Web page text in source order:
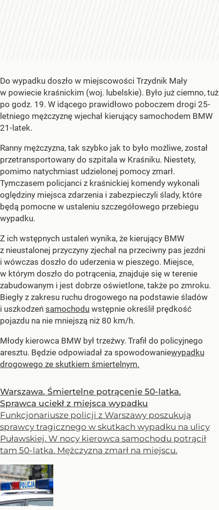
Do wypadku doszło w miejscowości Trzydnik Mały
w powiecie kraśnickim (woj. lubelskie). Było już ciemno, tuż
po godz. 19. W idącego prawidłowo poboczem drogi 25-
letniego mężczyznę wjechał kierujący samochodem BMW
21-latek.
Ranny mężczyzna, tak szybko jak to było możliwe, został
przetransportowany do szpitala w Kraśniku. Niestety,
pomimo natychmiast udzielonej pomocy zmarł.
Tymczasem policjanci z kraśnickiej komendy wykonali
oględziny miejsca zdarzenia i zabezpieczyli ślady, które
będą pomocne w ustaleniu szczegółowego przebiegu
wypadku.
Z ich wstępnych ustaleń wynika, że kierujący BMW
z nieustalonej przyczyny zjechał na przeciwny pas jezdni
i wówczas doszło do uderzenia w pieszego. Miejsce,
w którym doszło do potrącenia, znajduje się w terenie
zabudowanym i jest dobrze oświetlone, także po zmroku.
Biegły z zakresu ruchu drogowego na podstawie śladów
i uszkodzeń samochodu wstępnie określił prędkość
pojazdu na nie mniejszą niż 80 km/h.
Młody kierowca BMW był trzeźwy. Trafił do policyjnego
aresztu. Będzie odpowiadał za spowodowaniewypadku
drogowego ze skutkiem śmiertelnym.
Warszawa. Śmiertelne potrącenie 50-latka.
Sprawca uciekł z miejsca wypadku
Funkcjonariusze policji z Warszawy poszukują
sprawcy tragicznego w skutkach wypadku na ulicy
Puławskiej. W nocy kierowca samochodu potrącił
tam 50-latka. Mężczyzna zmarł na miejscu.